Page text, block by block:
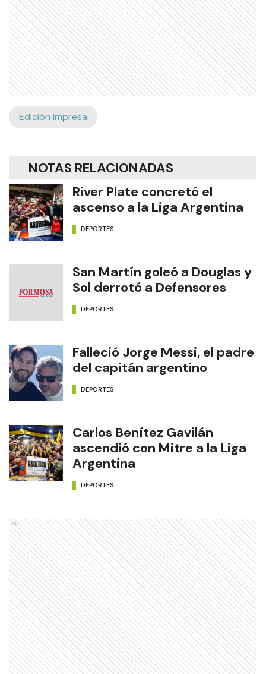
Edición Impresa
NOTAS RELACIONADAS
River Plate concretó el
ascenso a la Liga Argentina
DEPORTES
San Martín goleó a Douglas y
Sol derrotó a Defensores
DEPORTES
Falleció Jorge Messi, el padre
del capitán argentino
DEPORTES
Carlos Benítez Gavilán
ascendió con Mitre a la Liga
Argentina
DEPORTES
Ads